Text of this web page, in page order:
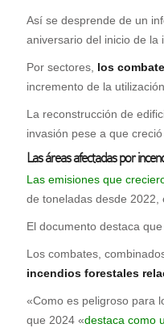
Así se desprende de un
aniversario del inicio de la
Por sectores, los
incremento de la
La reconstrucción de
invasión pese a que
Las áreas afectadas por
Las emisiones que
de toneladas desde 2022,
El documento destaca
Los combates,
incendios forestales
«Como es peligroso para
que 2024 «destaca como